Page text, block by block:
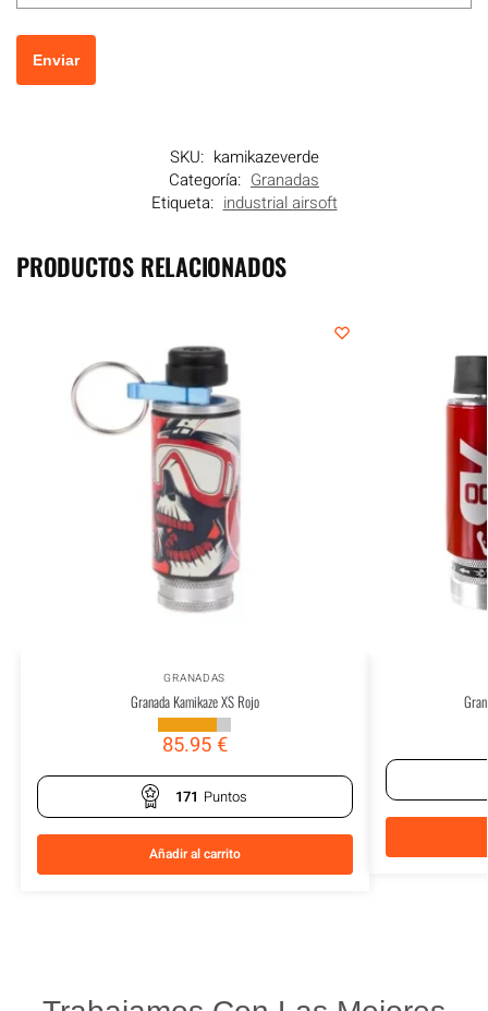
SKU: kamikazeverde
Categoría: Granadas
Etiqueta: industrial airsoft
PRODUCTOS RELACIONADOS
GRANADAS
Granada Kamikaze XS Rojo
85.95€
171 Puntos
Añadir al carrito